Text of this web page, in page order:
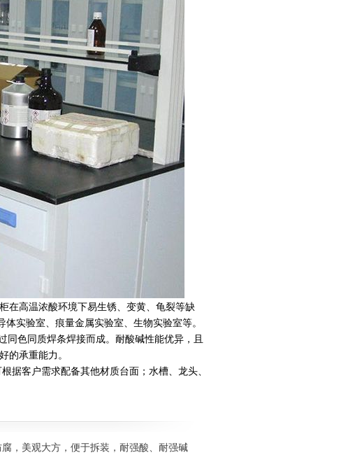
在高温浓酸环境下易生锈、变黄、龟裂等缺
实验室、痕量金属实验室、生物实验室等。
色同质焊条焊接而成。耐酸碱性能优异，且
的承重能力。
据客户需求配备其他材质台面；水槽、龙头、
，美观大方，便于拆装，耐强酸、耐强碱